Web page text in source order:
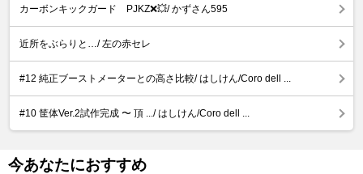
カーボンキックガード PJKZ❌💥/ かずさん595
近所をぶらりと…/ 左の赤セレ
#12 純正ブーストメーターとの高さ比較/ はしけん/Coro dell ...
#10 筐体Ver.2試作完成 〜 頂 .../ はしけん/Coro dell ...
今あなたにおすすめ